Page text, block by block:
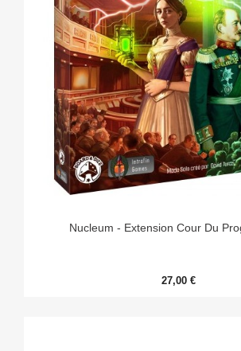
Nucleum - Extension Cour Du
27,00 €